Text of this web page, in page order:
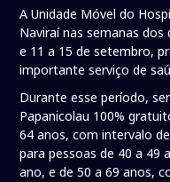
A Unidade Móvel do
Naviraí nas semanas
e 11 a 15 de setembro,
importante serviço de
Durante esse período,
Papanicolau 100%
64 anos, com intervalo
para pessoas de 40 a 49
ano, e de 50 a 69 anos,